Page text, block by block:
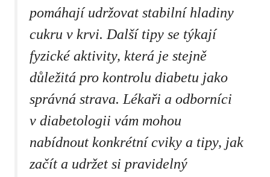
pomáhají udržovat ​stabilní hladiny
cukru v krvi. Další ​tipy se týkají​
fyzické aktivity, která je ⁣stejně
důležitá pro kontrolu ⁣diabetu​ jako
‍správná⁢ strava. Lékaři⁤ a odborníci‍
v diabetologii vám mohou
nabídnout ‍konkrétní cviky a tipy, jak
začít a⁣ udržet si pravidelný